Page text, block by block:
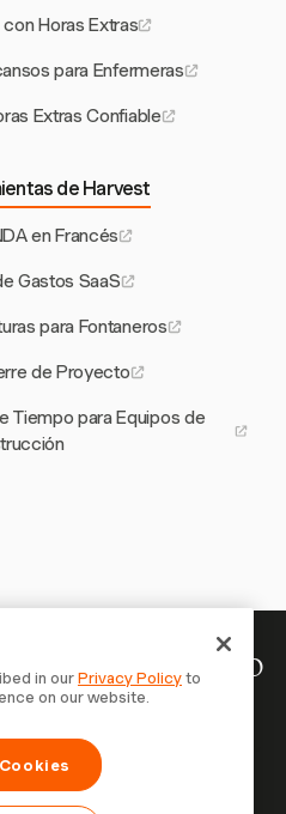
con Horas Extras
para Enfermeras
Extras Confiable
de Harvest
en Francés
Gastos SaaS
para Fontaneros
de Proyecto
Tiempo para Equipos de
ser registrado
ahora
que registran tiempo,
más rápido con Harvest.
in ourPrivacy Policyto
on our website.